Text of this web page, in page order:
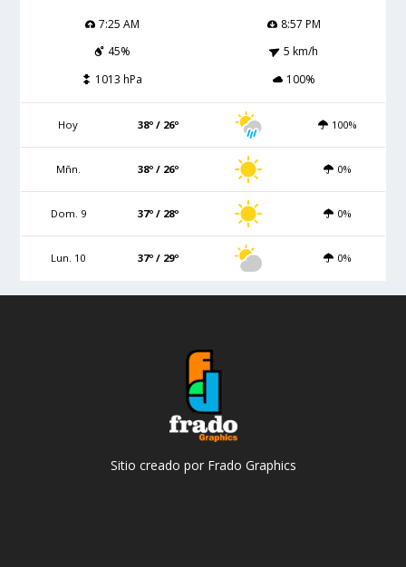
7:25 AM
8:57 PM
45%
5 km/h
1013 hPa
100%
Hoy 38º / 26º 100%
Mñn. 38º / 26º 0%
Dom. 9 37º / 28º 0%
Lun. 10 37º / 29º 0%
Sitio creado por Frado Graphics